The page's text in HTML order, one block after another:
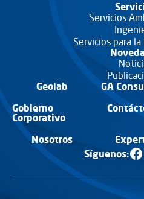
Servicios
Servicios para
Geolab
GA
Gobierno
Corporativo
Nosotros
Síguenos: